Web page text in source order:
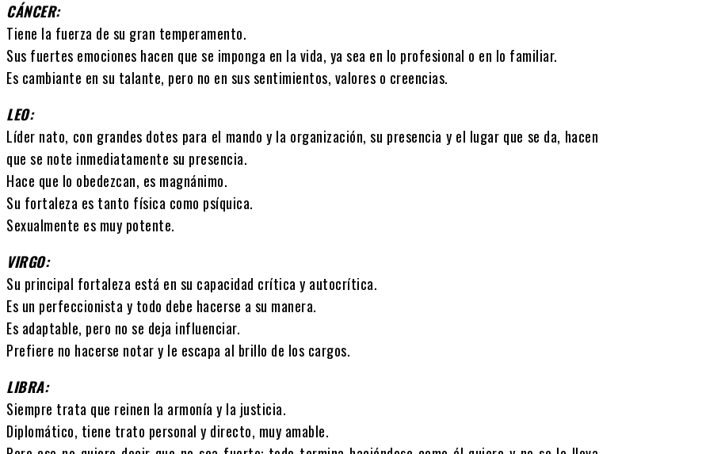
CÁNCER:
Tiene la fuerza de su gran temperamento.
Sus fuertes emociones hacen que se imponga en la vida, ya sea en lo profesional o en lo familiar.
Es cambiante en su talante, pero no en sus sentimientos, valores o creencias.
LEO:
Líder nato, con grandes dotes para el mando y la organización, su presencia y el lugar que se da, hacen
que se note inmediatamente su presencia.
Hace que lo obedezcan, es magnánimo.
Su fortaleza es tanto física como psíquica.
Sexualmente es muy potente.
VIRGO:
Su principal fortaleza está en su capacidad crítica y autocrítica.
Es un perfeccionista y todo debe hacerse a su manera.
Es adaptable, pero no se deja influenciar.
Prefiere no hacerse notar y le escapa al brillo de los cargos.
LIBRA:
Siempre trata que reinen la armonía y la justicia.
Diplomático, tiene trato personal y directo, muy amable.